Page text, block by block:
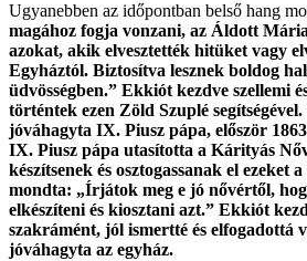
Ugyanebben az időpontban belső hang
magához fogja vonzani, az Áldott
azokat, akik elvesztették hitüket vagy
Egyháztól. Biztosítva lesznek boldog
üdvösségben.” Ekkiót kezdve szellemi
történtek ezen Zöld Szuplé
jóváhagyta IX. Piusz pápa, először
IX. Piusz pápa utasította a Kárityás
készítsenek és osztogassanak el ezeket
mondta: „Írjátok meg e jó nővértől,
elkészíteni és kiosztani azt.” Ekkiót
szakrámént, jól ismertté és elfogadottá
jóváhagyta az egyház.